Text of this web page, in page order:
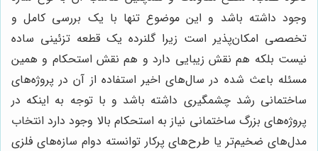
وجود داشته باشد و این موضوع تنها با یک بررسی کامل و
تخصصی امکان‌پذیر است زیرا گلنرده یک قطعه تزئینی ساده
نیست بلکه هم نقش زیبایی دارد و هم نقش استحکام و همین
مسئله باعث شده در سال‌های اخیر استفاده از آن در پروژه‌های
ساختمانی رشد چشمگیری داشته باشد و با توجه به اینکه در
پروژه‌های بزرگ ساختمانی نیاز به استحکام بالا وجود دارد انتخاب
مدل‌های ضخیم‌تر یا طرح‌های پرکار توانسته دوام سازه‌های فلزی